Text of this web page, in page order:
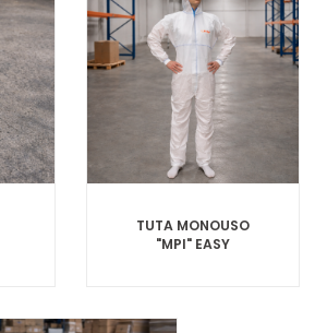
TUTA MONOUSO
"MPI" EASY